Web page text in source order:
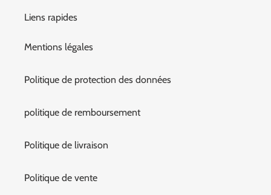
Liens rapides
Mentions légales
Politique de protection des données
politique de remboursement
Politique de livraison
Politique de vente